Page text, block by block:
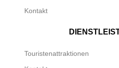
Kontakt
Touristenattraktionen